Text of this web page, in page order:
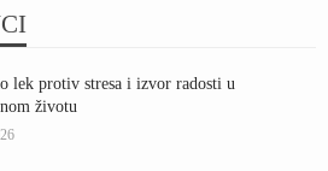
lek protiv stresa i izvor radosti u
životu